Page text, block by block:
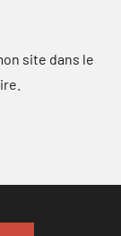
site dans le